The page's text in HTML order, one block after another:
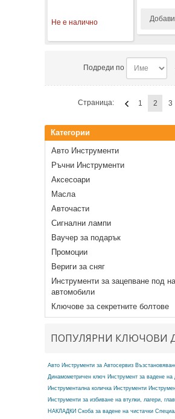
Не е налично Добави
Подреди по
Страница: 1 2 3
Категории
Авто Инструменти
Ръчни Инструменти
Аксесоари
Масла
Авточасти
Сигнални лампи
Ваучер за подарък
Промоции
Вериги за сняг
Инструменти за зацепване под
автомобили
Ключове за секретните болтове
ПОПУЛЯРНИ КЛЮЧОВИ
Авто Инструменти за Автосервиз
Динамометричен ключ Инструмент за вадене на
Инструментална количка Инструменти
Инструменти за избиване на втулки, лагери,
НАКЛАДКИ Скоба за вадене на чистачки